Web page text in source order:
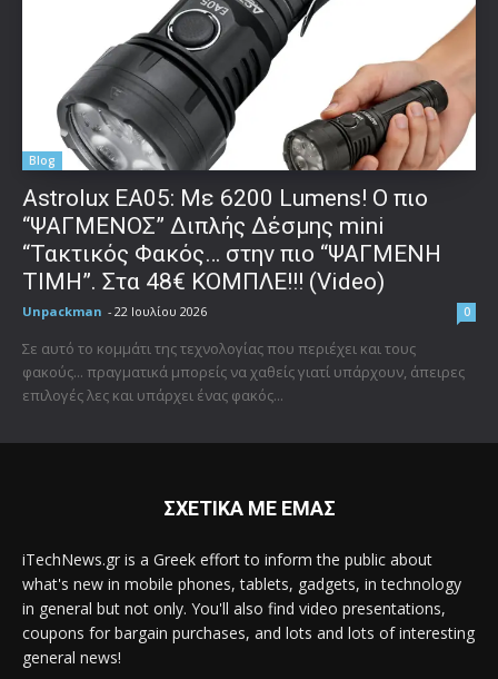
Blog
Astrolux ΕΑ05: Με 6200 Lumens! Ο πιο
“ΨΑΓΜΕΝΟΣ” Διπλής Δέσμης mini
“Τακτικός Φακός… στην πιο “ΨΑΓΜΕΝΗ
ΤΙΜΗ”. Στα 48€ ΚΟΜΠΛΕ!!! (Video)
Unpackman - 22 Ιουλίου 2026 0
Σε αυτό το κομμάτι της τεχνολογίας που περιέχει και τους
φακούς... πραγματικά μπορείς να χαθείς γιατί υπάρχουν, άπειρες
επιλογές λες και υπάρχει ένας φακός...
ΣΧΕΤΙΚΑ ΜΕ ΕΜΑΣ
iTechNews.gr is a Greek effort to inform the public about
what's new in mobile phones, tablets, gadgets, in technology
in general but not only. You'll also find video presentations,
coupons for bargain purchases, and lots and lots of interesting
general news!